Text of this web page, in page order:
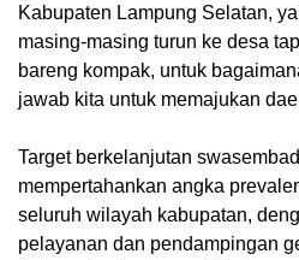
Kabupaten Lampung Selatan,
masing-masing turun ke desa
bareng kompak, untuk
jawab kita untuk memajukan
Target berkelanjutan
mempertahankan angka
seluruh wilayah kabupatan,
pelayanan dan pendampingan